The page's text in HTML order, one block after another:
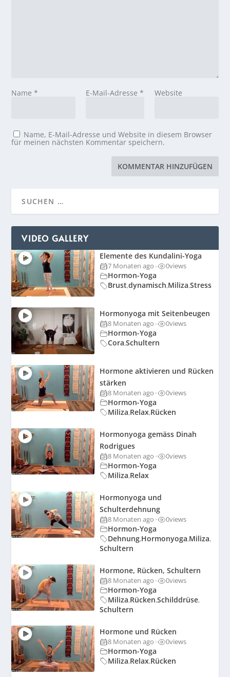
Name* E-Mail-Adresse * Website
Name, E-Mail-Adresse und Website in diesem Browser
für meinen nächsten Kommentar speichern.
VIDEO GALLERY
Elemente des Kundalini-Yoga
7 Monaten ago • 0views
Hormon-Yoga
Brust,dynamisch,Miliza,Stress
Hormonyoga mit Seitenbeugen
8 Monaten ago • 0views
Hormon-Yoga
Cora,Schultern
Hormone aktivieren und Rücken
stärken
8 Monaten ago • 0views
Hormon-Yoga
Miliza,Relax,Rücken
Hormonyoga gemäss Dinah
Rodrigues
8 Monaten ago • 0views
Hormon-Yoga
Miliza,Relax
Hormonyoga und
Schulterdehnung
8 Monaten ago • 0views
Hormon-Yoga
Dehnung,Hormonyoga,Miliza,
Schultern
Hormone, Rücken, Schultern
8 Monaten ago • 0views
Hormon-Yoga
Miliza,Rücken,Schilddrüse,
Schultern
Hormone und Rücken
8 Monaten ago • 0views
Hormon-Yoga
Miliza,Relax,Rücken